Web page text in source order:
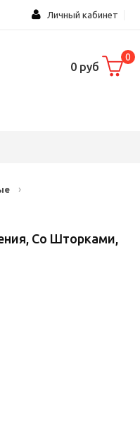
Личный кабинет
0 руб
0
›
Со Шторками,